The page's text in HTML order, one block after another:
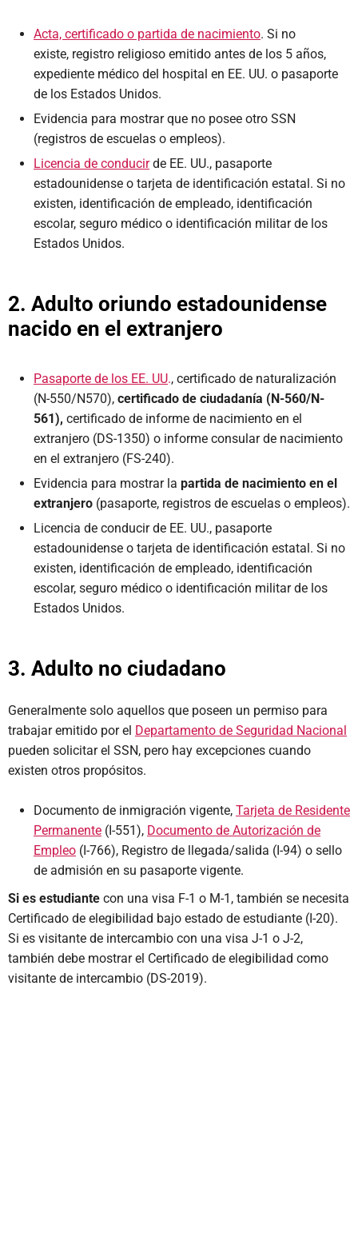
Acta, certificado o partida de nacimiento. Si no
existe, registro religioso emitido antes de los 5 años,
expediente médico del hospital en EE. UU. o pasaporte
de los Estados Unidos.
Evidencia para mostrar que no posee otro SSN
(registros de escuelas o empleos).
Licencia de conducirde EE. UU., pasaporte
estadounidense o tarjeta de identificación estatal. Si no
existen, identificación de empleado, identificación
escolar, seguro médico o identificación militar de los
Estados Unidos.
2. Adulto oriundo estadounidense
nacido en el extranjero
Pasaporte de los EE. UU., certificado de naturalización
(N-550/N570), certificado de ciudadanía (N-560/N-
561), certificado de informe de nacimiento en el
extranjero (DS-1350) o informe consular de nacimiento
en el extranjero (FS-240).
Evidencia para mostrar la partida de nacimiento en el
extranjero (pasaporte, registros de escuelas o empleos).
Licencia de conducir de EE. UU., pasaporte
estadounidense o tarjeta de identificación estatal. Si no
existen, identificación de empleado, identificación
escolar, seguro médico o identificación militar de los
Estados Unidos.
3. Adulto no ciudadano
Generalmente solo aquellos que poseen un permiso para
trabajar emitido por el Departamento de Seguridad Nacional
pueden solicitar el SSN, pero hay excepciones cuando
existen otros propósitos.
Documento de inmigración vigente, Tarjeta de Residente
Permanente (I-551), Documento de Autorización de
Empleo (I-766), Registro de llegada/salida (I-94) o sello
de admisión en su pasaporte vigente.
Si es estudiante con una visa F-1 o M-1, también se necesita
Certificado de elegibilidad bajo estado de estudiante (I-20).
Si es visitante de intercambio con una visa J-1 o J-2,
también debe mostrar el Certificado de elegibilidad como
visitante de intercambio (DS-2019).